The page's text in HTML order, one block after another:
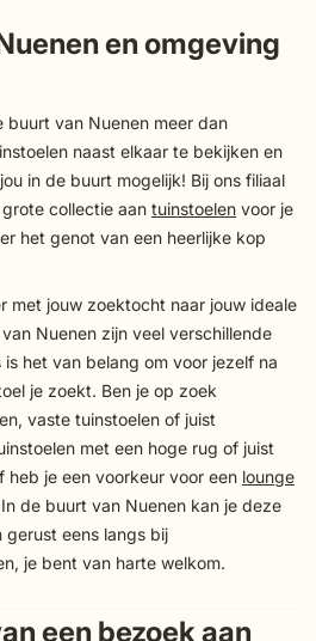
en omgeving
buurt van Nuenen meer dan
naast elkaar te bekijken en
in de buurt mogelijk! Bij ons filiaal
collectie aan tuinstoelen voor je
het genot van een heerlijke kop
met jouw zoektocht naar jouw ideale
Nuenen zijn veel verschillende
het van belang om voor jezelf na
je zoekt. Ben je op zoek
vaste tuinstoelen of juist
met een hoge rug of juist
heb je een voorkeur voor een lounge
de buurt van Nuenen kan je deze
gerust eens langs bij
je bent van harte welkom.
een bezoek aan